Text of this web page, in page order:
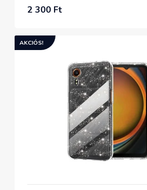
2 300 Ft
AKCIÓS!